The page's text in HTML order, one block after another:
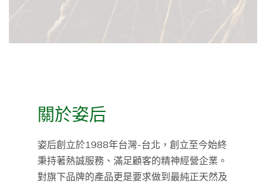
關於姿后
姿后創立於1988年台灣-台北，創立至今始終
秉持著熱誠服務、滿足顧客的精神經營企業。
對旗下品牌的產品更是要求做到最純正天然及